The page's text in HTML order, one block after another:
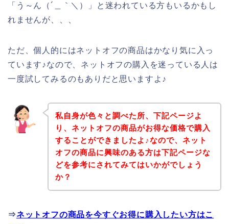
「う～ん（´＿｀＼）」と迷われている方もいるかもし
れませんが、、、
ただ、個人的にはネットオフの商品はかなり気に入っ
ています♪なので、ネットオフの購入を迷っている人は
一度試してみるのもありだと思いますよ♪
私自身が色々と調べた所、下記ページよ
り、ネットオフの商品がお得な価格で購入
することができましたよ♪なので、ネット
オフの商品に興味のある方は下記ページな
どを参考にされてみてはいかがでしょう
か？
⇒ネットオフの商品を今すぐお得に購入したい方はこ